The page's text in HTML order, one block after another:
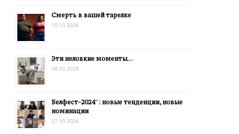
Смерть в вашей тарелке
10.10.2024
Эти неловкие моменты…
08.10.2024
Белфест-2024″: новые тенденции, новые
номинации
07.10.2024